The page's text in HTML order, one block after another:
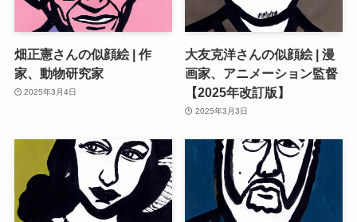
畑正憲さんの似顔絵 | 作
家、動物研究家
2025年3月4日
大友克洋さんの似顔絵 | 漫
画家、アニメーション監督
【2025年改訂版】
2025年3月3日